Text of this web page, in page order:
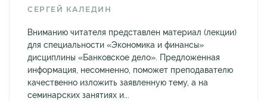
СЕРГЕЙ КАЛЕДИН
Вниманию читателя представлен материал (лекции)
для специальности «Экономика и финансы»
дисциплины «Банковское дело». Предложенная
информация, несомненно, поможет преподавателю
качественно изложить заявленную тему, а на
семинарских занятиях и...